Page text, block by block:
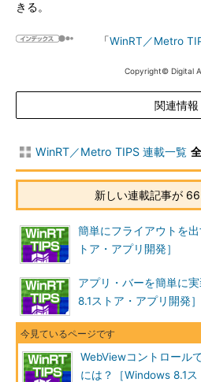
きる。
「WinRT／Metro
Copyright© Digital
関連情報
WinRT／Metro TIPS 連載一覧
新しい連載記事が
簡単にフライアウトを
トア・アプリ開発］
アプリ・バーを簡単に
8.1ストア・アプリ開発］
WebViewコントロール
には？［Windows 8.1ス